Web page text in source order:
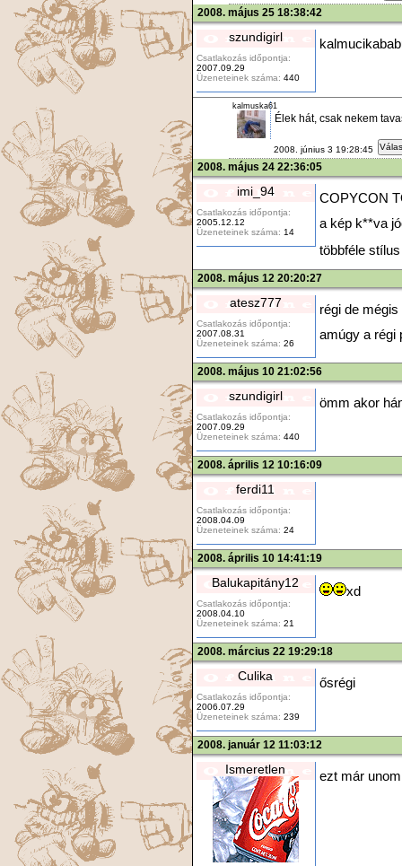
2008. május 25 18:38:42
szundigirl
Csatlakozás időpontja:
2007.09.29
Üzeneteinek száma: 440
kalmuska61
Élek hát, csak nekem
2008. június 3 19:28:45
2008. május 24 22:36:05
imi_94
Csatlakozás időpontja:
2005.12.12
Üzeneteinek száma: 14
COPYCON
a kép k**va
többféle
2008. május 12 20:20:27
atesz777
Csatlakozás időpontja:
2007.08.31
Üzeneteinek száma: 26
régi de
amúgy a régi
2008. május 10 21:02:56
szundigirl
Csatlakozás időpontja:
2007.09.29
Üzeneteinek száma: 440
ömm akor
2008. április 12 10:16:09
ferdi11
Csatlakozás időpontja:
2008.04.09
Üzeneteinek száma: 24
2008. április 10 14:41:19
Balukapitány12
Csatlakozás időpontja:
2008.04.10
Üzeneteinek száma: 21
xd
2008. március 22 19:29:18
Culika
Csatlakozás időpontja:
2006.07.29
Üzeneteinek száma: 239
ősrégi
2008. január 12 11:03:12
Ismeretlen ezt már